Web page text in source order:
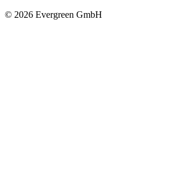
© 2026 Evergreen GmbH